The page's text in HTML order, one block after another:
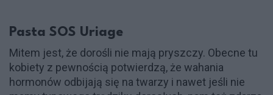
Pasta SOS Uriage
Mitem jest, że dorośli nie mają pryszczy. Obecne tu
kobiety z pewnością potwierdzą, że wahania
hormonów odbijają się na twarzy i nawet jeśli nie